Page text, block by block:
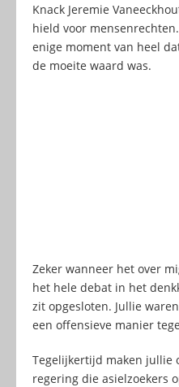
Knack Jeremie
hield voor
enige moment van heel
de moeite waard was.
Zeker wanneer het over
het hele debat in het
zit opgesloten. Jullie
een offensieve manier
Tegelijkertijd maken jullie
regering die asielzoekers